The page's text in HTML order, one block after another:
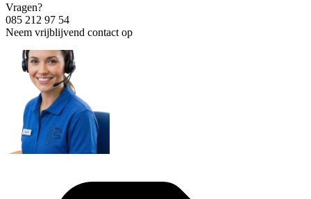
Vragen?
085 212 97 54
Neem vrijblijvend contact op